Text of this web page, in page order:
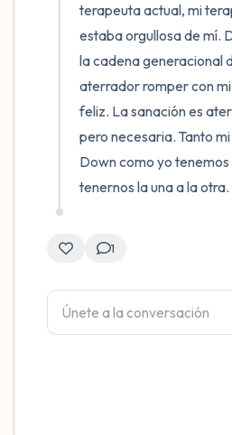
terapeuta actual, mi
estaba orgullosa de mí.
la cadena generacional
aterrador romper con
feliz. La sanación es
pero necesaria. Tanto
Down como yo
tenernos la una a la otra.
1